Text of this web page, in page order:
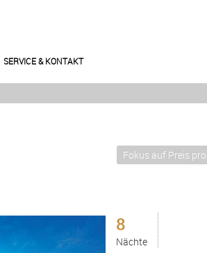
SERVICE & KONTAKT
8
Nächte